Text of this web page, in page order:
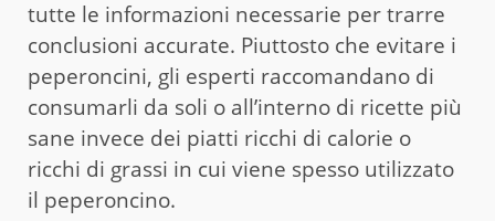
tutte le informazioni necessarie per trarre
conclusioni accurate. Piuttosto che evitare i
peperoncini, gli esperti raccomandano di
consumarli da soli o all’interno di ricette più
sane invece dei piatti ricchi di calorie o
ricchi di grassi in cui viene spesso utilizzato
il peperoncino.